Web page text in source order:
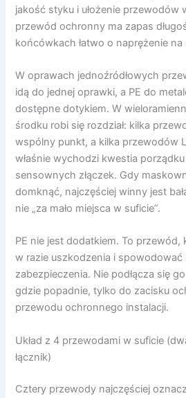
jakość styku i ułożenie przewodów
przewód ochronny ma zapas
końcówkach łatwo o naprężenie na
W oprawach jednoźródłowych
idą do jednej oprawki, a PE do
dostępne dotykiem. W
środku robi się rozdział: kilka
wspólny punkt, a kilka przewodów
właśnie wychodzi kwestia
sensownych złączek. Gdy
domknąć, najczęściej winny jest
nie „za mało miejsca w suficie”.
PE nie jest dodatkiem. To przewód,
w razie uszkodzenia i spowodować
zabezpieczenia. Nie podłącza się
gdzie popadnie, tylko do zacisku
przewodu ochronnego instalacji.
Układ z 4 przewodami w suficie
łącznik)
Cztery przewody najczęściej